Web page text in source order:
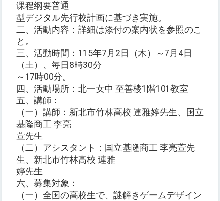
课程纲要普通
型デジタル先行校計画に基づき実施。
二、活動内容：詳細は添付の案内状を参照のこ
と。
三、活動時間：115年7月2日（木）～7月4日
（土）、毎日8時30分
～17時00分。
四、活動場所：北一女中 至善楼1階101教室
五、講師：
（一）講師：新北市竹林高校 連雅婷先生、国立
基隆商工 李亮
萱先生
（二）アシスタント：国立基隆商工 李亮萱先
生、新北市竹林高校 連雅
婷先生
六、募集対象：
（一）全国の高校生で、謎解きゲームデザイン